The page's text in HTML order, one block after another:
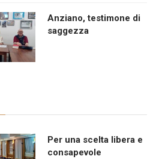
Anziano, testimone di
saggezza
Per una scelta libera e
consapevole